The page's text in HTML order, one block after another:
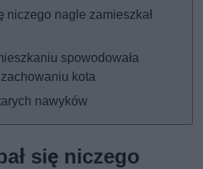
niczego nagle zamieszkał
spowodowała
kota
nawyków
się niczego